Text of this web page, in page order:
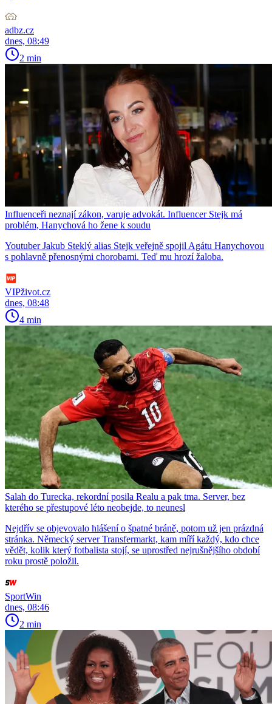
adbz.cz
dnes, 08:49
2 min
Influenceři neznají zákon, varuje advokát. Influencer Stejk má
problém, Hanychová ho žene k soudu
Youtuber Jakub Steklý alias Stejk veřejně spojil Agátu Hanychovou
s pohlavně přenosnými chorobami. Teď mu hrozí žaloba.
VIPživot.cz
dnes, 08:48
4 min
Salah do Turecka, rekordní posila Realu a pak tma. Server, bez
kterého se přestupové léto neobejde, to neunesl
Nejdřív se objevovalo hlášení o špatné bráně, potom už jen prázdná
stránka. Německý server Transfermarkt, kam míří každý, kdo chce
vědět, kolik který fotbalista stojí, se uprostřed nejrušnějšího období
roku prostě položil.
SportWin
dnes, 08:46
2 min